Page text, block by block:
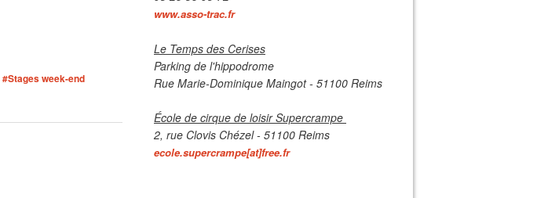
#Stages week-end
www.asso-trac.fr
Le Temps des Cerises
Parking de l'hippodrome
Rue Marie-Dominique Maingot - 51100 Reims
École de cirque de loisir Supercrampe
2, rue Clovis Chézel - 51100 Reims
ecole.supercrampe[at]free.fr